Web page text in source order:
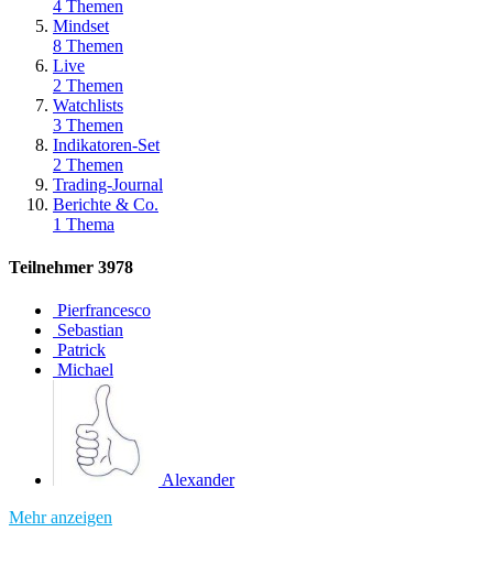
4 Themen
Mindset
8 Themen
Live
2 Themen
Watchlists
3 Themen
Indikatoren-Set
2 Themen
Trading-Journal
Berichte & Co.
1 Thema
Teilnehmer 3978
Pierfrancesco
Sebastian
Patrick
Michael
Alexander
Mehr anzeigen